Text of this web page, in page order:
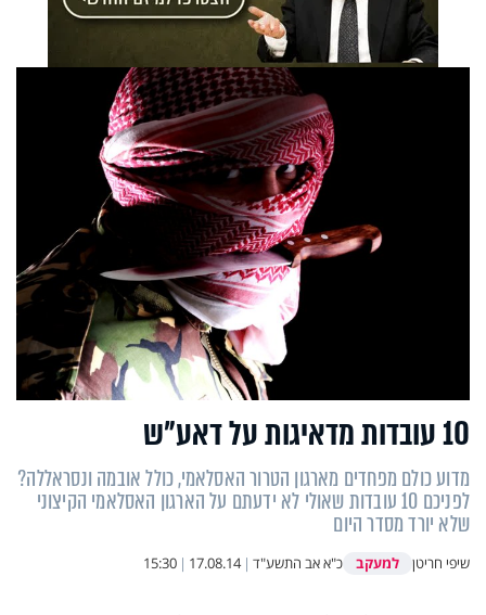
10 עובדות מדאיגות על דאע"ש
מדוע כולם מפחדים מארגון הטרור האסלאמי, כולל אובמה ונסראללה?
לפניכם 10 עובדות שאולי לא ידעתם על הארגון האסלאמי הקיצוני
שלא יורד מסדר היום
שיפי חריטן למעקב כ"א אב התשע"ד |
17.08.14
|
15:30